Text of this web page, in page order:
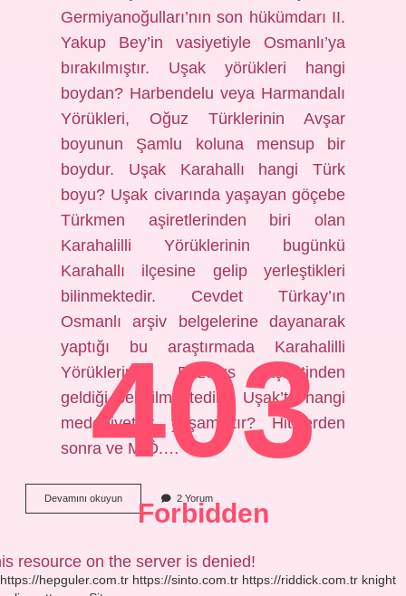
Germiyanoğulları’nın son hükümdarı II.
Yakup Bey’in vasiyetiyle Osmanlı’ya
bırakılmıştır. Uşak yörükleri hangi
boydan? Harbendelu veya Harmandalı
Yörükleri, Oğuz Türklerinin Avşar
boyunun Şamlu koluna mensup bir
boydur. Uşak Karahallı hangi Türk
boyu? Uşak civarında yaşayan göçebe
Türkmen aşiretlerinden biri olan
Karahalilli Yörüklerinin bugünkü
Karahallı ilçesine gelip yerleştikleri
bilinmektedir. Cevdet Türkay’ın
Osmanlı arşiv belgelerine dayanarak
yaptığı bu araştırmada Karahalilli
Yörüklerinin Bozulus aşiretinden
geldiği belirtilmektedir3. Uşak’ta hangi
medeniyetler yaşamıştır? Hititlerden
sonra ve M.Ö.…
Devamını okuyunUşak
Ili
Hangi
2 Yorum
https://hepguler.com.tr https://sinto.com.tr https://riddick.com.tr knight
403
Forbidden
resource on the server is denied!